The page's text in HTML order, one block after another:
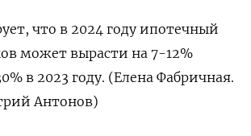
что в 2024 году ипотечный
может вырасти на 7-12%
в 2023 году. (Елена Фабричная.
Антонов)